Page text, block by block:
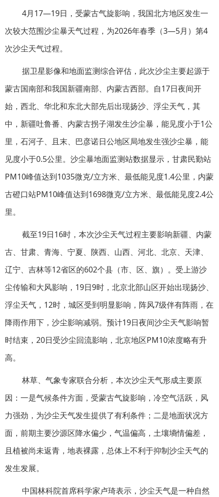
4月17—19日，受蒙古气旋影响，我国北方地区发生一
次较大范围沙尘暴天气过程，为2026年春季（3—5月）第4
次沙尘天气过程。
据卫星影像和地面监测综合评估，此次沙尘主要起源于
蒙古国南部和我国新疆南部、内蒙古西部。自17日夜间开
始，西北、华北和东北大部先后出现扬沙、浮尘天气，其
中，新疆吐鲁番、内蒙古拐子湖发生沙尘暴，能见度小于1公
里，石河子、且末、巴彦诺日公地区局地发生强沙尘暴，能
见度小于0.5公里。沙尘暴地面监测站数据显示，甘肃民勤站
PM10峰值达到1035微克/立方米、最低能见度1.4公里，内蒙
古磴口站PM10峰值达到1698微克/立方米、最低能见度2.4公
里。
截至19日16时，本次沙尘天气过程主要影响新疆、内蒙
古、甘肃、青海、宁夏、陕西、山西、河北、北京、天津、
辽宁、吉林等12省区的602个县（市、区、旗）。受上游沙
尘传输和大风影响，19日9时，北京北部山区开始出现扬沙、
浮尘天气，12时，城区受到明显影响，阵风7级伴有阵雨，在
降雨作用下，沙尘影响减弱。预计19日夜间沙尘天气影响暂
时结束，20日受沙尘回流影响，北京地区PM10浓度略有升
高。
林草、气象专家联合分析，本次沙尘天气形成主要原
因：一是气候条件方面，受蒙古气旋影响，冷空气活跃，风
力强劲，为沙尘天气发生提供了有利条件；二是地面状况方
面，前期主要沙源区降水偏少，气温偏高，土壤墒情偏差，
且植被尚未返青，地表裸露，总体上不利于抑制沙尘天气的
发生发展。
中国林科院首席科学家卢琦表示，沙尘天气是一种自然